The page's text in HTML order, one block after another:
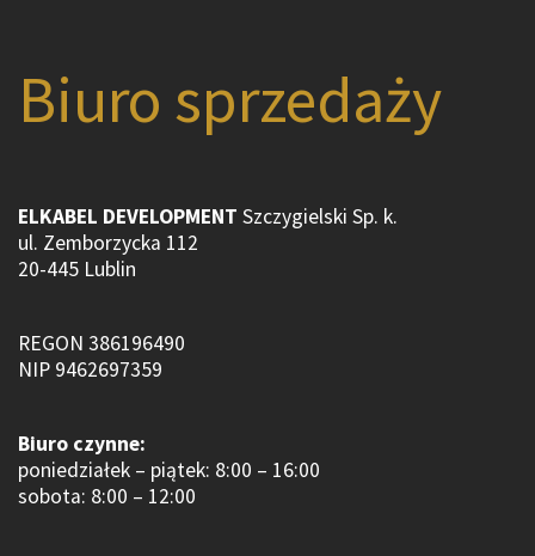
Biuro sprzedaży
ELKABEL DEVELOPMENT Szczygielski Sp. k.
ul. Zemborzycka 112
20-445 Lublin
REGON 386196490
NIP 9462697359
Biuro czynne:
poniedziałek – piątek: 8:00 – 16:00
sobota: 8:00 – 12:00